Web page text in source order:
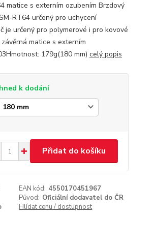
matice s externím ozubením Brzdový
RT64 určený pro uchycení
je určený pro polymerové i pro kovové
matice s externím
179g(180 mm) celý popis
k dodání
Přidat do košíku
EAN kód: 4550170451967
Původ: Oficiální dodavatel do ČR
Hlídat cenu / dostupnost